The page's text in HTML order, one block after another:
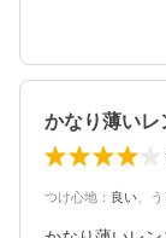
つけ心地 ： 良い